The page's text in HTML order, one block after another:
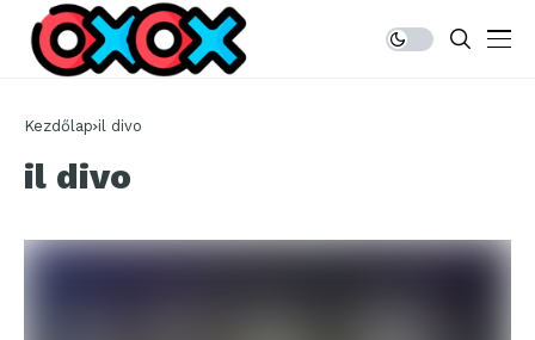
Kezdőlap il divo
il divo